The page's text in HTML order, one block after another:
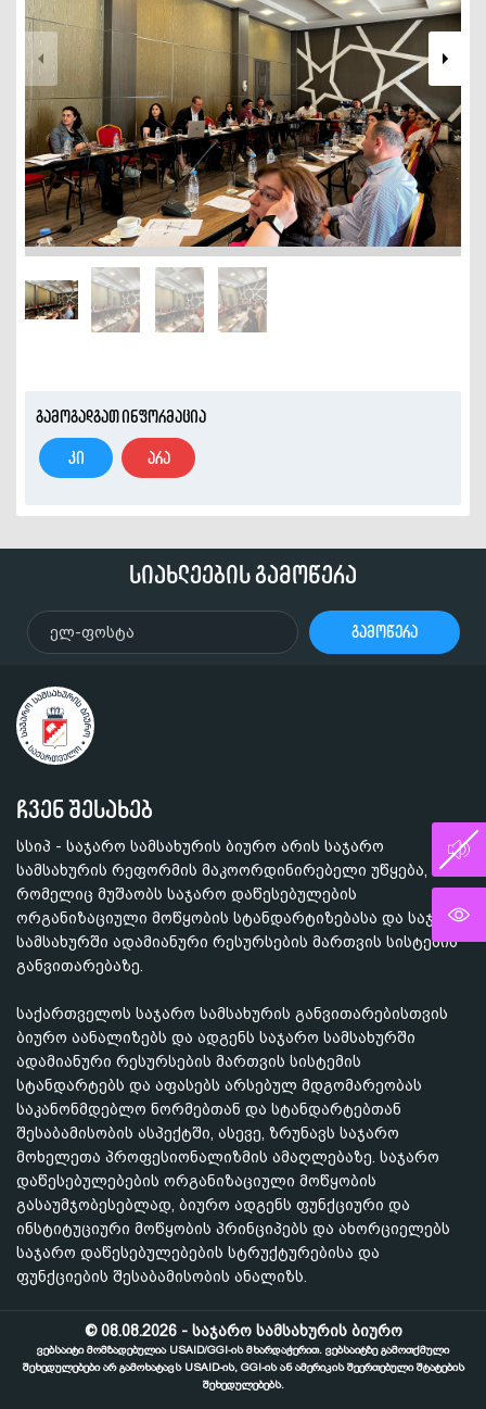
გამოგადგათ ინფორმაცია
კი
არა
სიახლეების გამოწერა
გამოწერა
ჩვენ შესახებ
სსიპ - საჯარო სამსახურის ბიურო არის საჯარო
სამსახურის რეფორმის მაკოორდინირებელი უწყება,
რომელიც მუშაობს საჯარო დაწესებულების
ორგანიზაციული მოწყობის სტანდარტიზებასა და საჯარო
სამსახურში ადამიანური რესურსების მართვის სისტემის
განვითარებაზე.
საქართველოს საჯარო სამსახურის განვითარებისთვის
ბიურო აანალიზებს და ადგენს საჯარო სამსახურში
ადამიანური რესურსების მართვის სისტემის
სტანდარტებს და აფასებს არსებულ მდგომარეობას
საკანონმდებლო ნორმებთან და სტანდარტებთან
შესაბამისობის ასპექტში, ასევე, ზრუნავს საჯარო
მოხელეთა პროფესიონალიზმის ამაღლებაზე. საჯარო
დაწესებულებების ორგანიზაციული მოწყობის
გასაუმჯობესებლად, ბიურო ადგენს ფუნქციური და
ინსტიტუციური მოწყობის პრინციპებს და ახორციელებს
საჯარო დაწესებულებების სტრუქტურებისა და
ფუნქციების შესაბამისობის ანალიზს.
© 08.08.2026 - საჯარო სამსახურის ბიურო
ვებსაიტი მომზადებულია USAID/GGI-ის მხარდაჭერით. ვებსაიტზე გამოთქმული
შეხედულებები არ გამოხატავს USAID-ის, GGI-ის ან ამერიკის შეერთებული შტატების
შეხედულებებს.